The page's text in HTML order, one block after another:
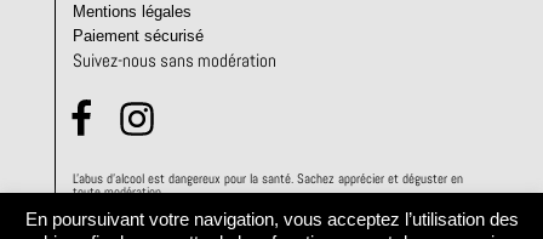
Mentions légales
Paiement sécurisé
Suivez-nous sans modération
L'abus d'alcool est dangereux pour la santé. Sachez apprécier et déguster en
toute modération.
En poursuivant votre navigation, vous acceptez l’utilisation des